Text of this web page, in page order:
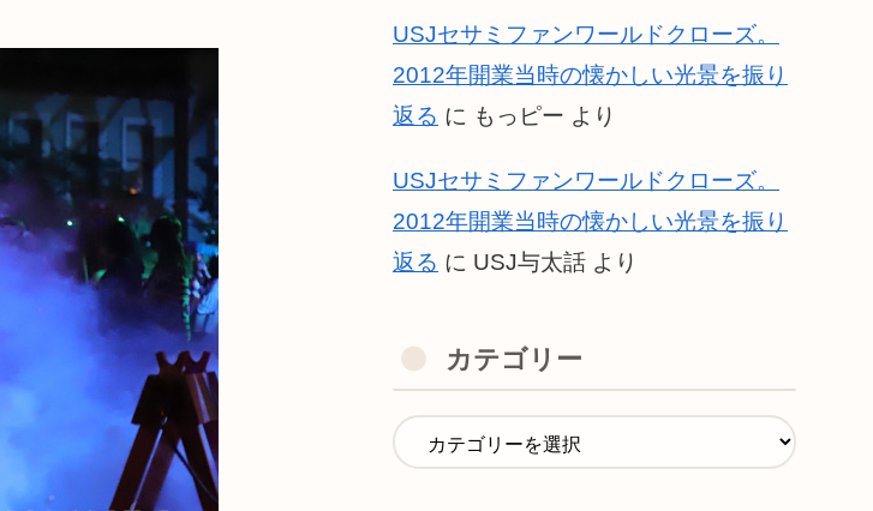
USJセサミファンワールドクローズ。
2012年開業当時の懐かしい光景を振り
返る に もっピー より
USJセサミファンワールドクローズ。
2012年開業当時の懐かしい光景を振り
返る に USJ与太話 より
カテゴリー